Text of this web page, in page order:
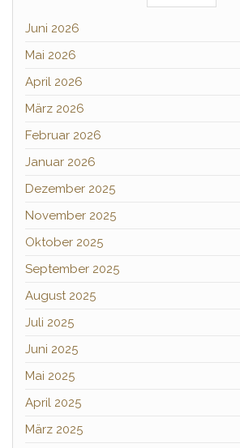
Juni 2026
Mai 2026
April 2026
März 2026
Februar 2026
Januar 2026
Dezember 2025
November 2025
Oktober 2025
September 2025
August 2025
Juli 2025
Juni 2025
Mai 2025
April 2025
März 2025